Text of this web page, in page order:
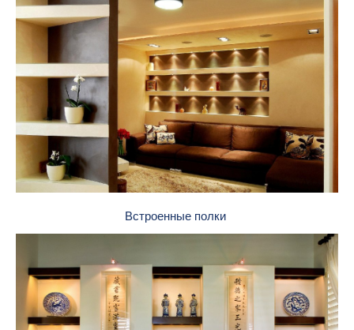
Встроенные полки